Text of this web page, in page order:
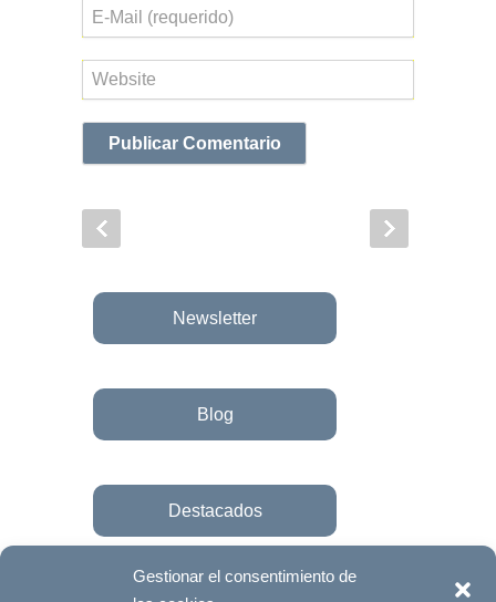
Gestionar el consentimiento de
Correo
electrónico
Web
Newsletter
Blog
Destacados